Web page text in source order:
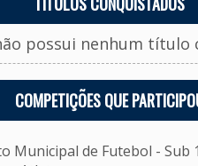
possui nenhum título
COMPETIÇÕES QUE
Municipal de Futebol - Sub